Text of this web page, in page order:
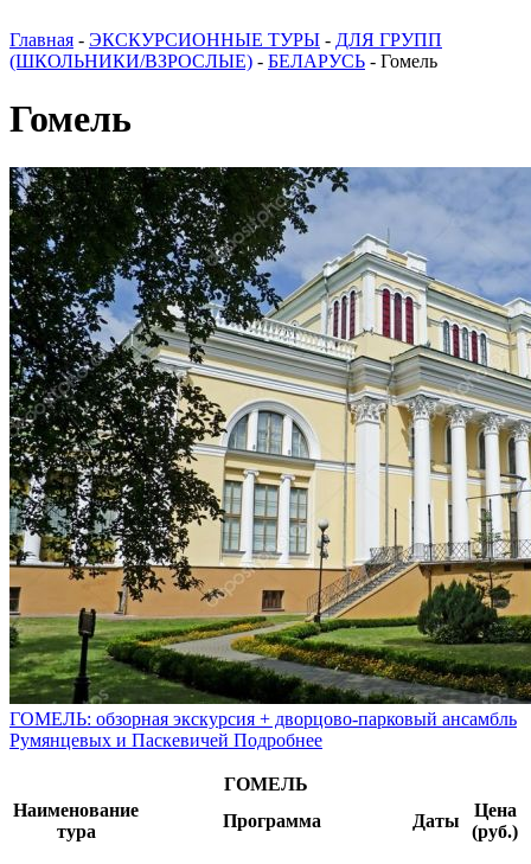
Главная - ЭКСКУРСИОННЫЕ ТУРЫ - ДЛЯ ГРУПП
(ШКОЛЬНИКИ/ВЗРОСЛЫЕ) - БЕЛАРУСЬ - Гомель
Гомель
ГОМЕЛЬ: обзорная экскурсия + дворцово-парковый ансамбль
Румянцевых и Паскевичей Подробнее
ГОМЕЛЬ
Наименование
тура
Программа Даты
Цена
(руб.)